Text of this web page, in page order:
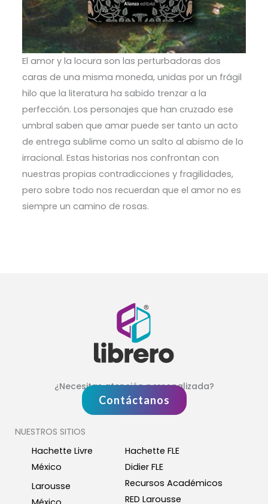
El amor y la locura son las perturbadoras dos
caras de una misma moneda, unidas por un frágil
hilo que la literatura ha sabido trenzar a la
perfección. Los personajes que han cruzado ese
umbral saben que amar puede ser tanto un acto
de entrega sublime como un salto al abismo de lo
irracional. Estas historias nos confrontan con
nuestras propias contradicciones y fragilidades,
pero sobre todo nos recuerdan que el amor no es
siempre un camino de rosas.
¿Necesitas atención personalizada?
Contáctanos
NUESTROS SITIOS
Hachette Livre
México
Larousse
Hachette FLE
Didier FLE
Recursos Académicos
RED Larousse